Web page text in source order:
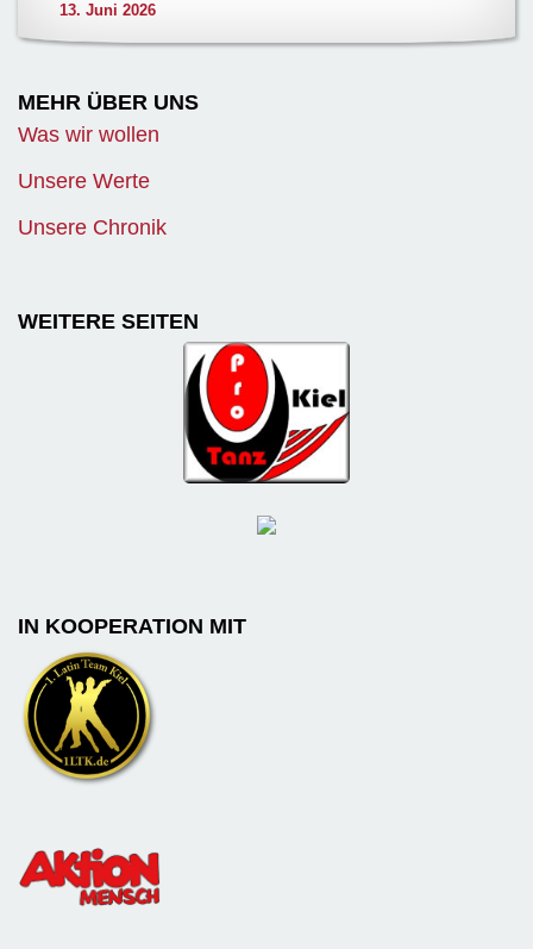
13. Juni 2026
MEHR ÜBER UNS
Was wir wollen
Unsere Werte
Unsere Chronik
WEITERE SEITEN
IN KOOPERATION MIT